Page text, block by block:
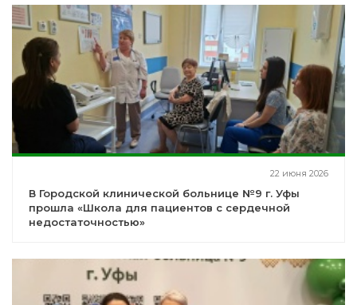
22 июня 2026
В Городской клинической больнице №9 г. Уфы
прошла «Школа для пациентов с сердечной
недостаточностью»